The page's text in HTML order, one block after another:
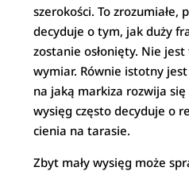
szerokości. To zrozumiałe,
decyduje o tym, jak duży
zostanie osłonięty. Nie
wymiar. Równie istotny jest
na jaką markiza rozwija się
wysięg często decyduje o
cienia na tarasie.
Zbyt mały wysięg może